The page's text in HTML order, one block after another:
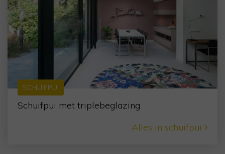
SCHUIFPUI
Schuifpui met triplebeglazing
Alles in schuifpui